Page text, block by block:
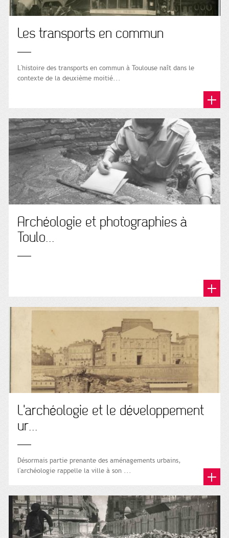
Les transports en commun
L'histoire des transports en commun à Toulouse naît dans le
contexte de la deuxième moitié...
Archéologie et photographies à
Toulo...
L'archéologie et le développement
ur...
Désormais partie prenante des aménagements urbains,
l'archéologie rappelle la ville à son ...